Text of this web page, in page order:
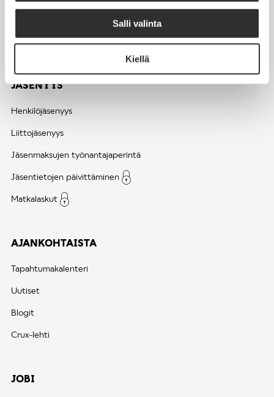
Salli valinta
Kiellä
Seuraa meitä somessa:
JÄSENYYS
Henkilöjäsenyys
Liittojäsenyys
Jäsenmaksujen työnantajaperintä
Jäsentietojen päivittäminen
Matkalaskut
AJANKOHTAISTA
Tapahtumakalenteri
Uutiset
Blogit
Crux-lehti
JOBI